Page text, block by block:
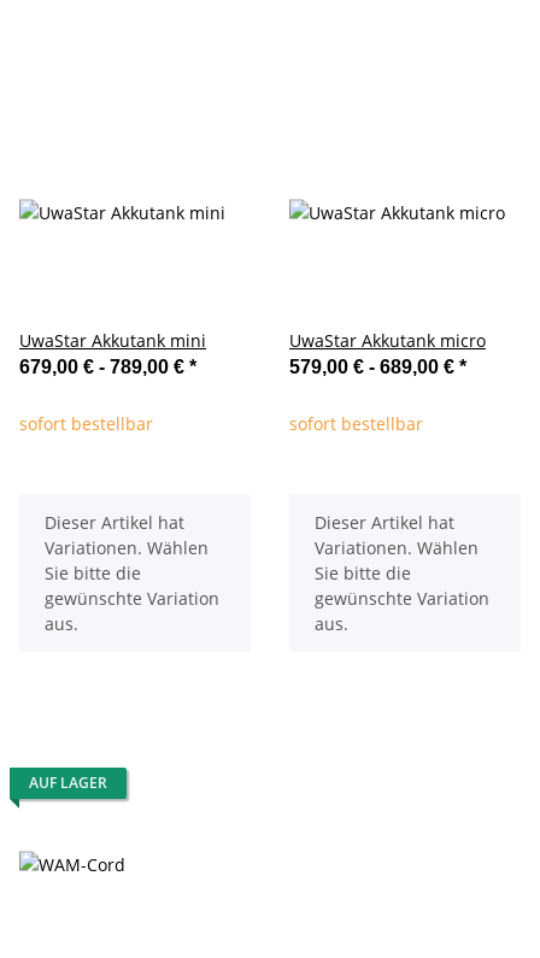
UwaStar Akkutank mini
679,00 € - 789,00 € *
sofort bestellbar
x
Dieser Artikel hat
Variationen. Wählen
Sie bitte die
gewünschte Variation
aus.
UwaStar Akkutank micro
579,00 € - 689,00 € *
sofort bestellbar
x
Dieser Artikel hat
Variationen. Wählen
Sie bitte die
gewünschte Variation
aus.
AUF LAGER